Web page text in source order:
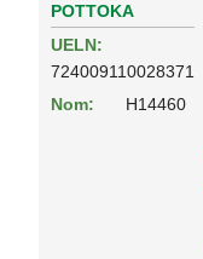
POTTOKA
UELN:
724009110028371
Nom:
H14460